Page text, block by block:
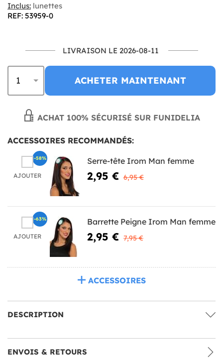
Inclus: lunettes
REF: 53959-0
LIVRAISON LE 2026-08-11
ACHETER MAINTENANT
ACHAT 100% SÉCURISÉ SUR FUNIDELIA
ACCESSOIRES RECOMMANDÉS:
AJOUTER
Serre-tête Irom Man femme
2,95 € 6,95 €
-58%
AJOUTER
Barrette Peigne Irom Man femme
2,95 € 7,95 €
-63%
ACCESSOIRES
DESCRIPTION
ENVOIS & RETOURS